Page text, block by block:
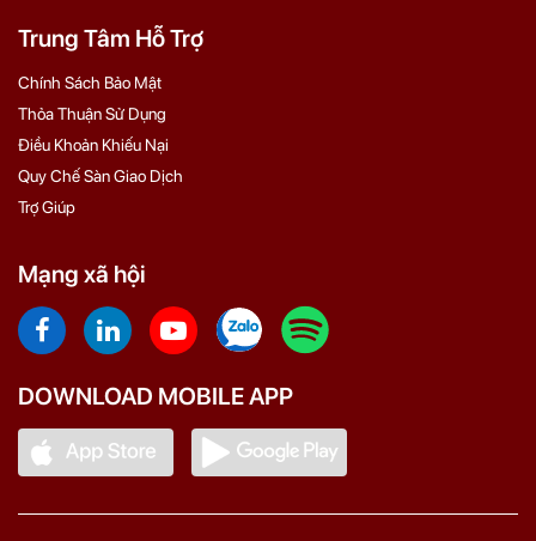
Trung Tâm Hỗ Trợ
Chính Sách Bảo Mật
Thỏa Thuận Sử Dụng
Điều Khoản Khiếu Nại
Quy Chế Sàn Giao Dịch
Trợ Giúp
Mạng xã hội
DOWNLOAD MOBILE APP